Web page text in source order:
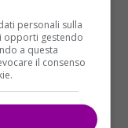
i
,far sì che Ama
ndr.)
eliminare i
personali sulla
opporti gestendo
a questa
il consenso